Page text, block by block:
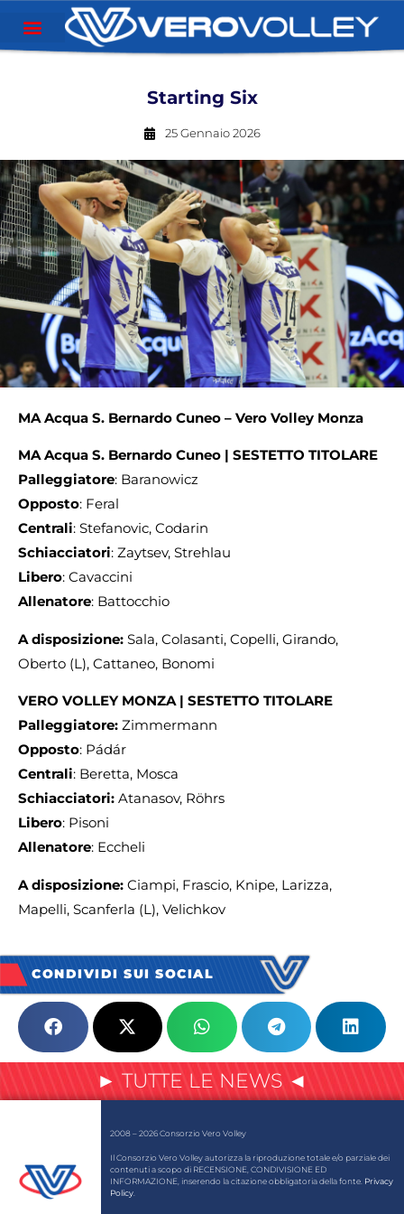
Starting Six
25 Gennaio 2026
MA Acqua S. Bernardo Cuneo – Vero Volley Monza
MA Acqua S. Bernardo Cuneo | SESTETTO TITOLARE
Palleggiatore: Baranowicz
Opposto: Feral
Centrali: Stefanovic, Codarin
Schiacciatori: Zaytsev, Strehlau
Libero: Cavaccini
Allenatore: Battocchio
A disposizione: Sala, Colasanti, Copelli, Girando,
Oberto (L), Cattaneo, Bonomi
VERO VOLLEY MONZA | SESTETTO TITOLARE
Palleggiatore: Zimmermann
Opposto: Pádár
Centrali: Beretta, Mosca
Schiacciatori: Atanasov, Röhrs
Libero: Pisoni
Allenatore: Eccheli
A disposizione: Ciampi, Frascio, Knipe, Larizza,
Mapelli, Scanferla (L), Velichkov
CONDIVIDI SUI SOCIAL
► TUTTE LE NEWS ◄
2008 – 2026 Consorzio Vero Volley
Il Consorzio Vero Volley autorizza la riproduzione totale e/o parziale dei
contenuti a scopo di RECENSIONE, CONDIVISIONE ED
INFORMAZIONE, inserendo la citazione obbligatoria della fonte. Privacy
Policy.